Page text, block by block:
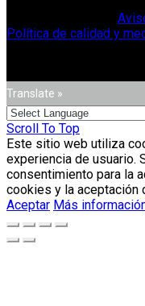
Política de calidad y
Translate »
Scroll To Top
Este sitio web utiliza
experiencia de usuario.
consentimiento para la
cookies y la aceptación
Aceptar Más